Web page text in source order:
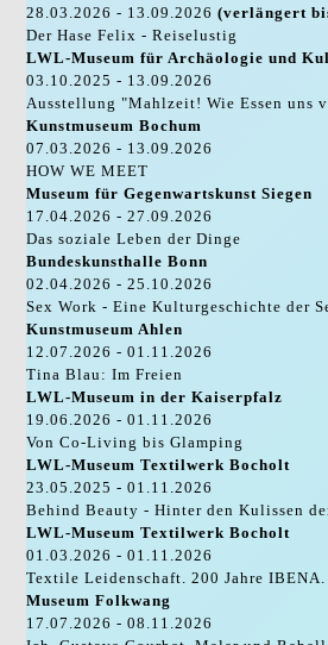
28.03.2026 - 13.09.2026(verlängert
Der Hase Felix - Reiselustig
LWL-Museum für Archäologie und
03.10.2025 - 13.09.2026
Ausstellung "Mahlzeit! Wie Essen uns
Kunstmuseum Bochum
07.03.2026 - 13.09.2026
HOW WE MEET
Museum für Gegenwartskunst Siegen
17.04.2026 - 27.09.2026
Das soziale Leben der Dinge
Bundeskunsthalle Bonn
02.04.2026 - 25.10.2026
Sex Work - Eine Kulturgeschichte der
Kunstmuseum Ahlen
12.07.2026 - 01.11.2026
Tina Blau: Im Freien
LWL-Museum in der Kaiserpfalz
19.06.2026 - 01.11.2026
Von Co-Living bis Glamping
LWL-Museum Textilwerk Bocholt
23.05.2025 - 01.11.2026
Behind Beauty - Hinter den Kulissen
LWL-Museum Textilwerk Bocholt
01.03.2026 - 01.11.2026
Textile Leidenschaft. 200 Jahre IBENA.
Museum Folkwang
17.07.2026 - 08.11.2026